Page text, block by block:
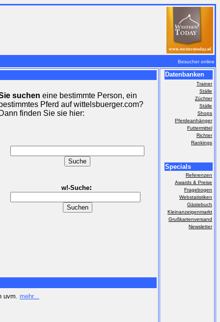
Besucher online
suchen eine bestimmte Person, ein
Pferd auf wittelsbuerger.com?
finden Sie sie hier:
w!-Suche:
uvm. mehr...
Datenbanken
Trainer
Ställe
Züchter
Ställe
Shops
Pferdeanhänger
Futtermittel
Richter
Rankings
Specials
Referenzen
Awards & Preise
Fragebogen
Webstatistiken
Gästebuch
Kleinanzeigenmarkt
Grußkartenversand
Newsletter